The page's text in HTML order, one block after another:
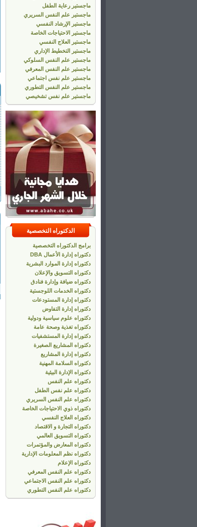
ماجستير رعاية الطفل
ماجستير علم النفس السريري
ماجستير الإرشاد النفسي
ماجستير الاحتياجات الخاصة
ماجستير العلاج النفسي
ماجستير التخطيط الإداري
ماجستير علم النفس السلوكي
ماجستير علم النفس المعرفي
ماجستير علم نفس اجتماعي
ماجستير علم النفس التطوري
ماجستير علم نفس تشخيصي
الدكتوراه التخصصية
برامج الدكتوراه التخصصية
دكتوراه إدارة الأعمال DBA
دكتوراه إدارة الموارد البشرية
دكتوراه التسويق والإعلان
دكتوراه ضيافة وإدارة فنادق
دكتوراه الخدمات اللوجستية
دكتوراه إدارة المستودعات
دكتوراه إدارة التفاوض
دكتوراه علوم سياسية ودولية
دكتوراه تغذية وصحة عامة
دكتوراه إدارة المستشفيات
دكتوراه المشاريع الصغيرة
دكتوراه إدارة المشاريع
دكتوراه السلامة المهنية
دكتوراه الإدارة البيئية
دكتوراه علم النفس
دكتوراه علم نفس الطفل
دكتوراه علم النفس السريري
دكتوراه ذوي الاحتياجات الخاصة
دكتوراه العلاج النفسي
دكتوراه التجارة و الاقتصاد
دكتوراه التسويق العالمي
دكتوراه المعارض والمؤتمرات
دكتوراه نظم المعلومات الإدارية
دكتوراه الإعلام
دكتوراه علم النفس المعرفي
دكتوراه علم النفس الاجتماعي
دكتوراه علم النفس التطوري